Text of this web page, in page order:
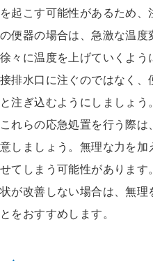
を起こす可能性があるため
の便器の場合は、急激な温度
徐々に温度を上げていくよ
接排水口に注ぐのではなく、
と注ぎ込むようにしましょう
これらの応急処置を行う際
意しましょう。無理な力を加
せてしまう可能性がありま
状が改善しない場合は、無理
とをおすすめします。